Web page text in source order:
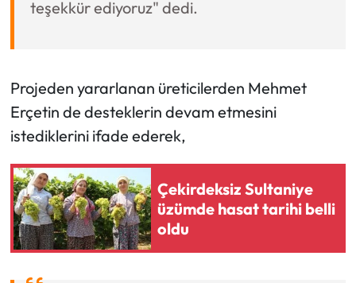
teşekkür ediyoruz" dedi.
Projeden yararlanan üreticilerden Mehmet
Erçetin de desteklerin devam etmesini
istediklerini ifade ederek,
Çekirdeksiz Sultaniye
üzümde hasat tarihi belli
oldu